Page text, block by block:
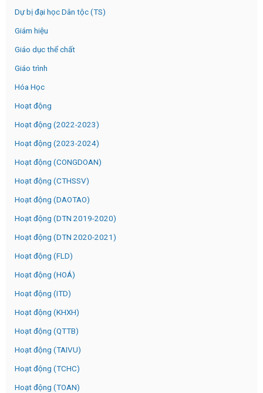
Dự bị đại học Dân tộc (TS)
Giám hiệu
Giáo dục thể chất
Giáo trình
Hóa Học
Hoạt động
Hoạt động (2022-2023)
Hoạt động (2023-2024)
Hoạt động (CONGDOAN)
Hoạt động (CTHSSV)
Hoạt động (DAOTAO)
Hoạt động (DTN 2019-2020)
Hoạt động (DTN 2020-2021)
Hoạt động (FLD)
Hoạt động (HOÁ)
Hoạt động (ITD)
Hoạt động (KHXH)
Hoạt động (QTTB)
Hoạt động (TAIVU)
Hoạt động (TCHC)
Hoạt động (TOAN)